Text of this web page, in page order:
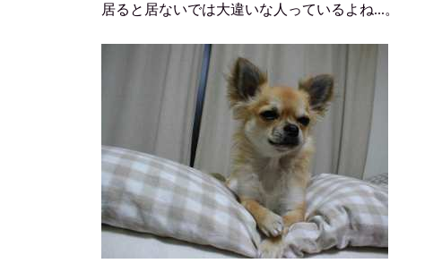
居ると居ないでは大違いな人っているよね...。